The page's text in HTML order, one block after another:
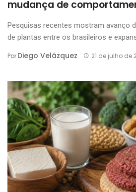
mudança de
Pesquisas recentes mostram avanço
de plantas entre os brasileiros e
PorDiego Velázquez 21 de julho de